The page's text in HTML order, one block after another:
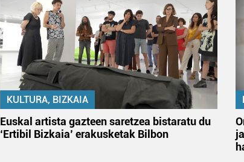
KULTURA, BIZKAIA
Euskal artista gazteen saretzea bistaratu du
‘Ertibil Bizkaia’ erakusketak Bilbon